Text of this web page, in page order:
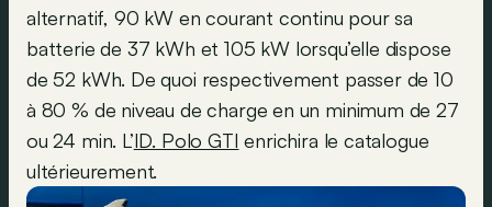
alternatif, 90 kW en courant continu pour sa
batterie de 37 kWh et 105 kW lorsqu’elle dispose
de 52 kWh. De quoi respectivement passer de 10
à 80 % de niveau de charge en un minimum de 27
ou 24 min. L’ID. Polo GTI enrichira le catalogue
ultérieurement.